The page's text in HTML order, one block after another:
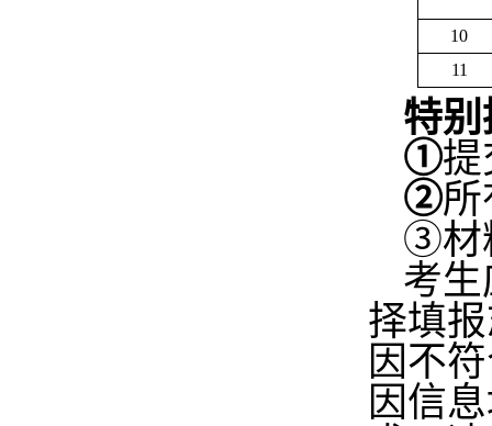
10
11
特
①提
②所
③材
考
择填
因不
因信